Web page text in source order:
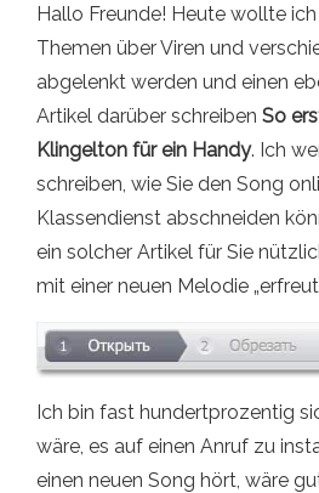
Hallo Freunde! Heute wollte
Themen über Viren und
abgelenkt werden und einen
Artikel darüber schreiben So
Klingelton für ein Handy. Ich
schreiben, wie Sie den Song
Klassendienst abschneiden
ein solcher Artikel für Sie
mit einer neuen Melodie
Ich bin fast hundertprozentig
wäre, es auf einen Anruf zu
einen neuen Song hört, wäre